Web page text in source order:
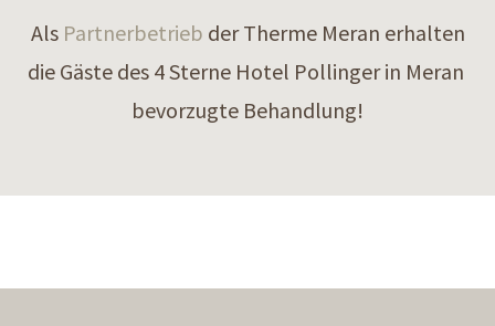
Als Partnerbetrieb der Therme Meran erhalten
die Gäste des 4 Sterne Hotel Pollinger in Meran
bevorzugte Behandlung!